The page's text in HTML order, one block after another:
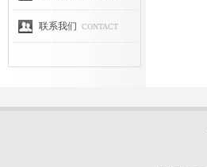
联系我们 CONTACT